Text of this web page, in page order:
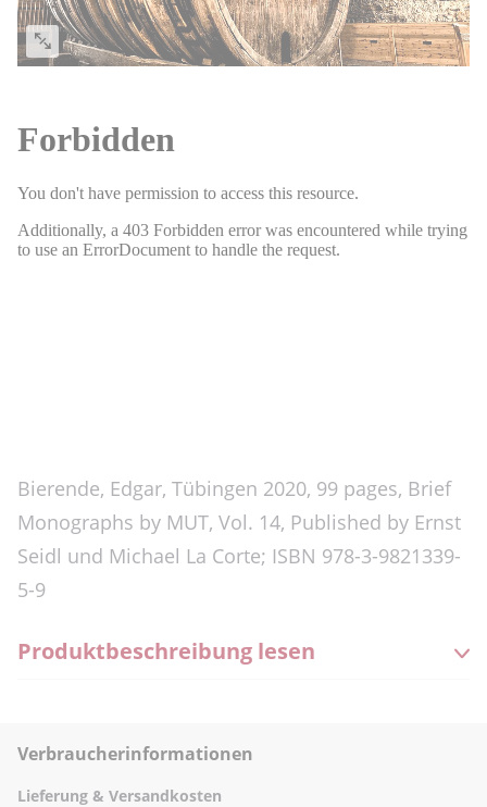
Bierende, Edgar, Tübingen 2020, 99 pages, Brief
Monographs by MUT, Vol. 14, Published by Ernst
Seidl und Michael La Corte; ISBN 978-3-9821339-
5-9
Produktbeschreibung lesen
Verbraucherinformationen
Lieferung & Versandkosten